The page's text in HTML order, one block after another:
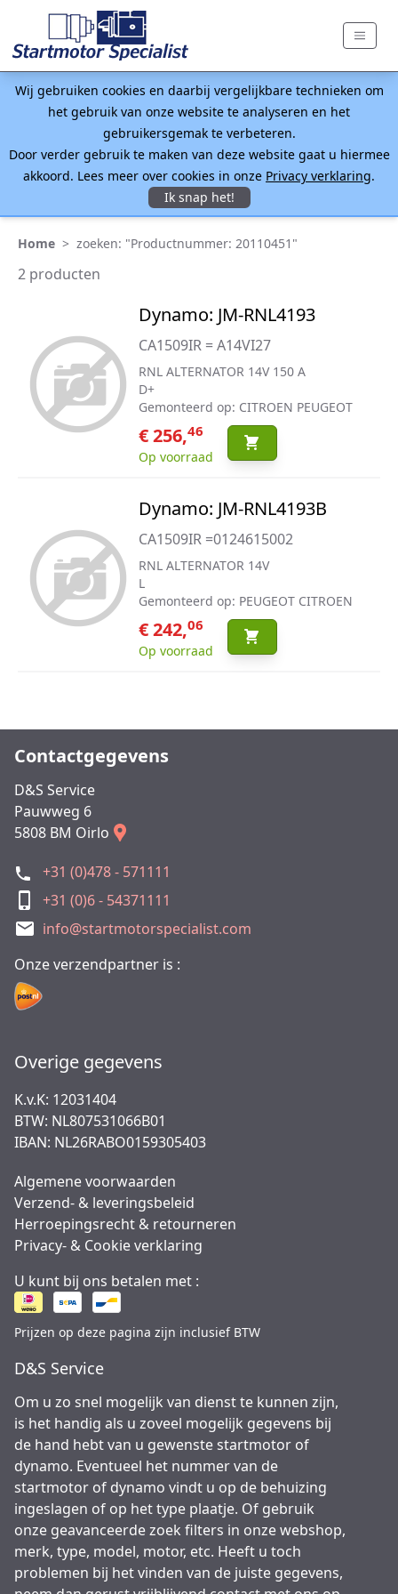
Wij gebruiken cookies en daarbij vergelijkbare technieken om
het gebruik van onze website te analyseren en het
gebruikersgemak te verbeteren.
Door verder gebruik te maken van deze website gaat u hiermee
akkoord. Lees meer over cookies in onze Privacy verklaring.
Ik snap het!
Home > zoeken: "Productnummer: 20110451"
2 producten
Dynamo: JM-RNL4193
CA1509IR = A14VI27
RNL ALTERNATOR 14V 150 A
D+
Gemonteerd op: CITROEN PEUGEOT
€ 256,46
Op voorraad
Dynamo: JM-RNL4193B
CA1509IR =0124615002
RNL ALTERNATOR 14V
L
Gemonteerd op: PEUGEOT CITROEN
€ 242,06
Op voorraad
Contactgegevens
D&S Service
Pauwweg 6
5808 BM Oirlo
+31 (0)478 - 571111
+31 (0)6 - 54371111
info@startmotorspecialist.com
Onze verzendpartner is :
Overige gegevens
K.v.K: 12031404
BTW: NL807531066B01
IBAN: NL26RABO0159305403
Algemene voorwaarden
Verzend- & leveringsbeleid
Herroepingsrecht & retourneren
Privacy- & Cookie verklaring
U kunt bij ons betalen met :
Prijzen op deze pagina zijn inclusief BTW
D&S Service
Om u zo snel mogelijk van dienst te kunnen zijn,
is het handig als u zoveel mogelijk gegevens bij
de hand hebt van u gewenste startmotor of
dynamo. Eventueel het nummer van de
startmotor of dynamo vindt u op de behuizing
ingeslagen of op het type plaatje. Of gebruik
onze geavanceerde zoek filters in onze webshop,
merk, type, model, motor, etc. Heeft u toch
problemen bij het vinden van de juiste gegevens,